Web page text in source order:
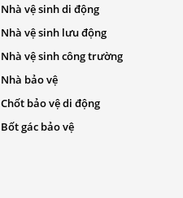
Nhà vệ sinh di động
Nhà vệ sinh lưu động
Nhà vệ sinh công trường
Nhà bảo vệ
Chốt bảo vệ di động
Bốt gác bảo vệ